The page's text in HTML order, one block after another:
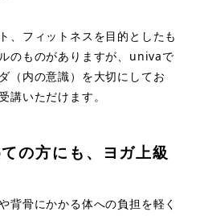
、フィットネスを目的としたも
のものがありますが、univaで
（内の意識）を大切にしてお
講いただけます。
の方にも、ヨガ上級
背骨にかかる体への負担を軽く